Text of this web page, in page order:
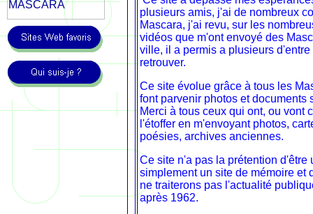
plusieurs amis, j'ai de nombreux
Mascara, j'ai revu, sur les
vidéos que m'ont envoyé des
ville, il a permis a plusieurs d'entre
retrouver.
Ce site évolue grâce à tous les
font parvenir photos et documents
Merci à tous ceux qui ont, ou vont
l'étoffer en m'envoyant photos,
poésies, archives anciennes.
Ce site n'a pas la prétention d'être
simplement un site de mémoire et
ne traiterons pas l'actualité
après 1962.